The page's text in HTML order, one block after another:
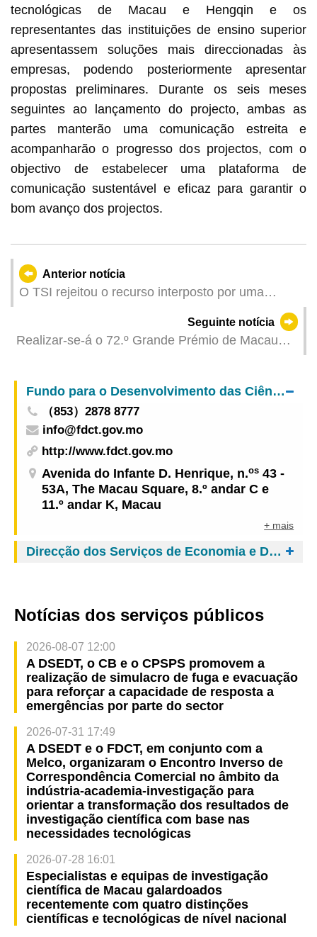
tecnológicas de Macau e Hengqin e os
representantes das instituições de ensino superior
apresentassem soluções mais direccionadas às
empresas, podendo posteriormente apresentar
propostas preliminares. Durante os seis meses
seguintes ao lançamento do projecto, ambas as
partes manterão uma comunicação estreita e
acompanharão o progresso dos projectos, com o
objectivo de estabelecer uma plataforma de
comunicação sustentável e eficaz para garantir o
bom avanço dos projectos.
Anterior notícia
O TSI rejeitou o recurso interposto por uma
clínica e uma farmácia chinesas que defraudaram
em conluio comparticipações mediante
declaração falsa de vales de saúde para levantar
Seguinte notícia
Realizar-se-á o 72.º Grande Prémio de Macau
Fundo para o Desenvolvimento das Ciências e da Tecnologia
（853）2878 8777
info@fdct.gov.mo
http://www.fdct.gov.mo
Avenida do Infante D. Henrique, n.os 43 -
53A, The Macau Square, 8.º andar C e
11.º andar K, Macau
+ mais
Direcção dos Serviços de Economia e Desenvolvimento Tecnológico
Notícias dos serviços públicos
2026-08-07 12:00
A DSEDT, o CB e o CPSPS promovem a
realização de simulacro de fuga e evacuação
para reforçar a capacidade de resposta a
emergências por parte do sector
2026-07-31 17:49
A DSEDT e o FDCT, em conjunto com a
Melco, organizaram o Encontro Inverso de
Correspondência Comercial no âmbito da
indústria-academia-investigação para
orientar a transformação dos resultados de
investigação científica com base nas
necessidades tecnológicas
2026-07-28 16:01
Especialistas e equipas de investigação
científica de Macau galardoados
recentemente com quatro distinções
científicas e tecnológicas de nível nacional